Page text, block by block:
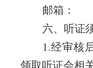
邮箱：
六、听证
1.经审核
领取听证会相